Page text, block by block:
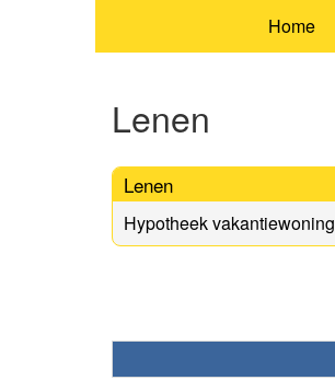
Home
Lenen
Lenen
Hypotheek vakantiewoning